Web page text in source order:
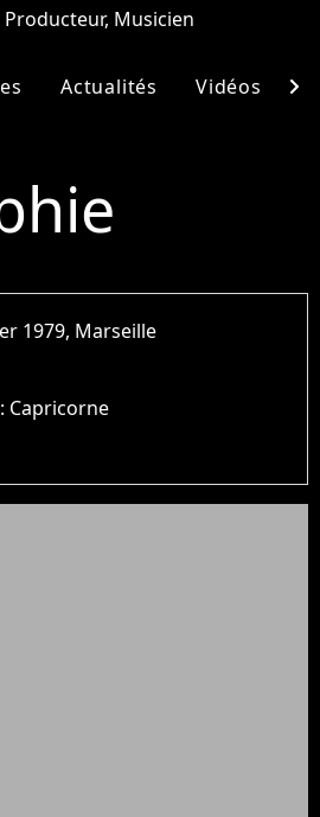
Producteur, Musicien
Actualités Vidéos chevron_right
1979, Marseille
Capricorne